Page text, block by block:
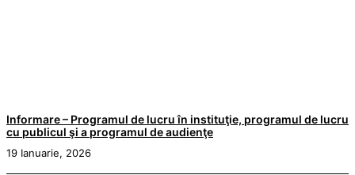
Informare – Programul de lucru în instituţie, programul de lucru
cu publicul şi a programul de audienţe
19 Ianuarie, 2026